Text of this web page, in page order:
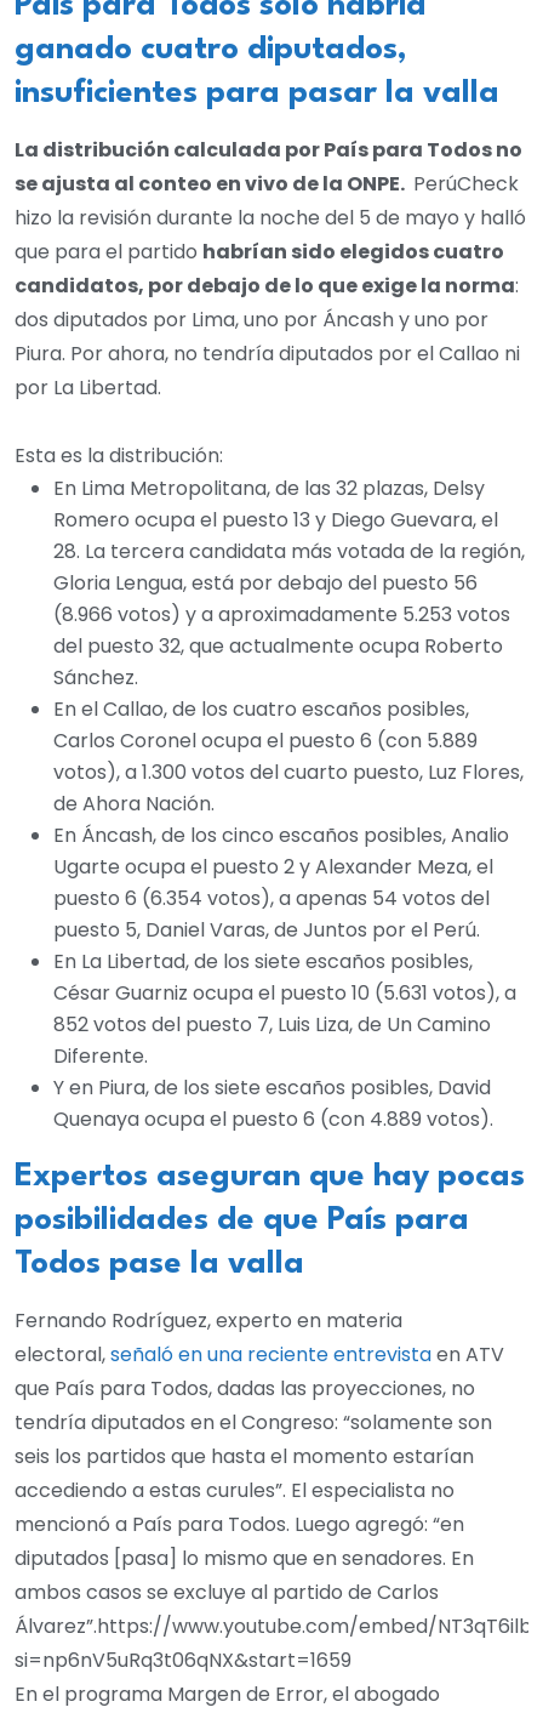
ganado cuatro diputados,
insuficientes para pasar la valla
La distribución calculada por País para Todos no
se ajusta al conteo en vivo de la ONPE. PerúCheck
hizo la revisión durante la noche del 5 de mayo y halló
que para el partido habrían sido elegidos cuatro
candidatos, por debajo de lo que exige la norma:
dos diputados por Lima, uno por Áncash y uno por
Piura. Por ahora, no tendría diputados por el Callao ni
por La Libertad.
Esta es la distribución:
En Lima Metropolitana, de las 32 plazas, Delsy
Romero ocupa el puesto 13 y Diego Guevara, el
28. La tercera candidata más votada de la región,
Gloria Lengua, está por debajo del puesto 56
(8.966 votos) y a aproximadamente 5.253 votos
del puesto 32, que actualmente ocupa Roberto
Sánchez.
En el Callao, de los cuatro escaños posibles,
Carlos Coronel ocupa el puesto 6 (con 5.889
votos), a 1.300 votos del cuarto puesto, Luz Flores,
de Ahora Nación.
En Áncash, de los cinco escaños posibles, Analio
Ugarte ocupa el puesto 2 y Alexander Meza, el
puesto 6 (6.354 votos), a apenas 54 votos del
puesto 5, Daniel Varas, de Juntos por el Perú.
En La Libertad, de los siete escaños posibles,
César Guarniz ocupa el puesto 10 (5.631 votos), a
852 votos del puesto 7, Luis Liza, de Un Camino
Diferente.
Y en Piura, de los siete escaños posibles, David
Quenaya ocupa el puesto 6 (con 4.889 votos).
Expertos aseguran que hay pocas
posibilidades de que País para
Todos pase la valla
Fernando Rodríguez, experto en materia
electoral,señaló en una reciente entrevistaen ATV
que País para Todos, dadas las proyecciones, no
tendría diputados en el Congreso: “solamente son
seis los partidos que hasta el momento estarían
accediendo a estas curules”. El especialista no
mencionó a País para Todos. Luego agregó: “en
diputados [pasa] lo mismo que en senadores. En
ambos casos se excluye al partido de Carlos
Álvarez”.https://www.youtube.com/embed/
si=np6nV5uRq3t06qNX&start=1659
En el programa Margen de Error, el abogado